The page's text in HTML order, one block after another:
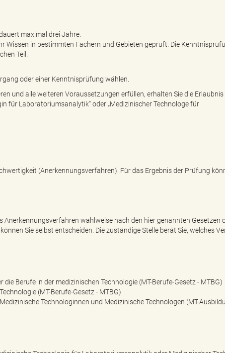
maximal drei Jahre.
Wissen in bestimmten Fächern und Gebieten geprüft. Die
Teil.
oder einer Kenntnisprüfung wählen.
und alle weiteren Voraussetzungen erfüllen, erhalten Sie die
für Laboratoriumsanalytik“ oder „Medizinischer Technologe für
(Anerkennungsverfahren). Für das Ergebnis der Prüfung
Anerkennungsverfahren wahlweise nach den hier genannten Gesetzen
Sie selbst entscheiden. Die zuständige Stelle berät Sie, welches
Berufe in der medizinischen Technologie (MT-Berufe-Gesetz - MTBG)
(MT-Berufe-Gesetz - MTBG)
Technologinnen und Medizinische Technologen (MT-